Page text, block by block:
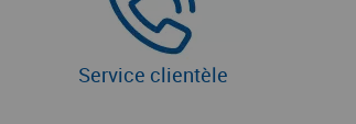
Service clientèle